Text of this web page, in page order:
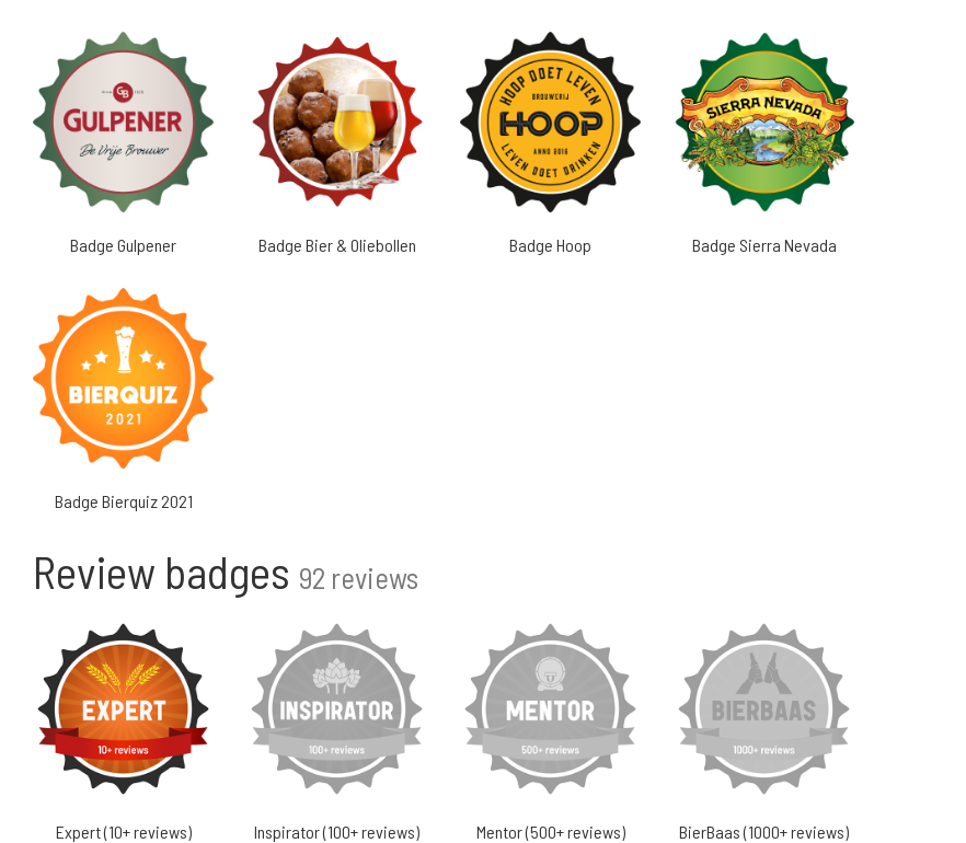
Badge Gulpener Badge Bier & Oliebollen Badge Hoop Badge Sierra Nevada
Badge Bierquiz 2021
Review badges 92 reviews
Expert (10+ reviews) Inspirator (100+ reviews) Mentor (500+ reviews) BierBaas (1000+ reviews)